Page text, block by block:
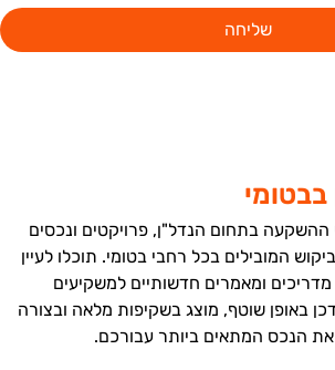
שליחה
בתחום הנדל"ן, פרויקטים ונכסים
המובילים בכל רחבי בטומי. תוכלו לעיין
ומאמרים חדשותיים למשקיעים
באופן שוטף, מוצג בשקיפות מלאה ובצורה
הנכס המתאים ביותר עבורכם.